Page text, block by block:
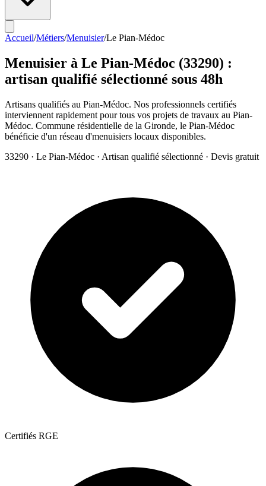
Accueil/Métiers/Menuisier/Le Pian-Médoc
Menuisier à Le Pian-Médoc (33290) :
artisan qualifié sélectionné sous 48h
Artisans qualifiés au Pian-Médoc. Nos professionnels certifiés
interviennent rapidement pour tous vos projets de travaux au Pian-
Médoc. Commune résidentielle de la Gironde, le Pian-Médoc
bénéficie d'un réseau d'menuisiers locaux disponibles.
33290 · Le Pian-Médoc · Artisan qualifié sélectionné · Devis gratuit
Certifiés RGE